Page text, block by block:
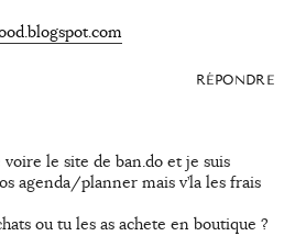
RÉPONDRE
voire le site de ban.do et je suis
agenda/planner mais v’la les frais
ou tu les as achete en boutique ?